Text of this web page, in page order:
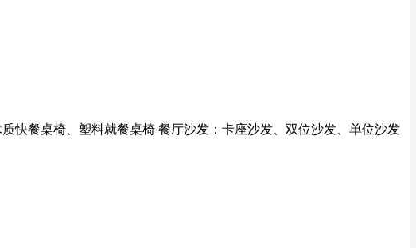
快餐桌椅、塑料就餐桌椅 餐厅沙发：卡座沙发、双位沙发、单位沙发